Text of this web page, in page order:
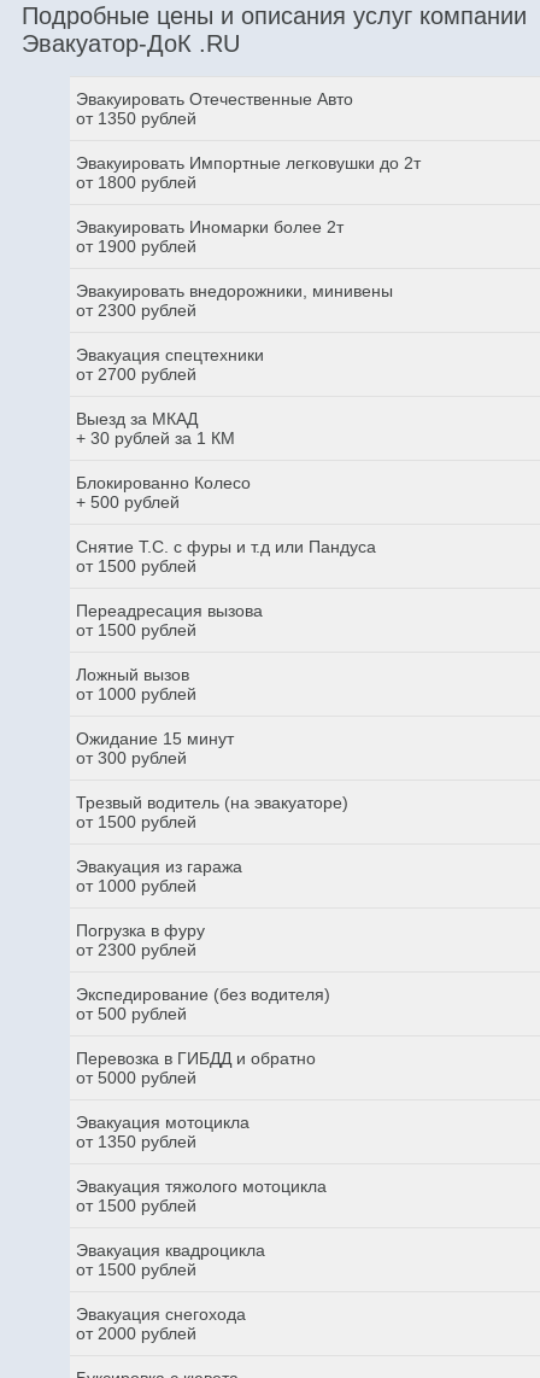
Подробные цены и описания услуг компании
Эвакуатор-ДоК .RU
Эвакуировать Отечественные Авто
от 1350 рублей
Эвакуировать Импортные легковушки до 2т
от 1800 рублей
Эвакуировать Иномарки более 2т
от 1900 рублей
Эвакуировать внедорожники, минивены
от 2300 рублей
Эвакуация спецтехники
от 2700 рублей
Выезд за МКАД
+ 30 рублей за 1 КМ
Блокированно Колесо
+ 500 рублей
Снятие Т.С. с фуры и т.д или Пандуса
от 1500 рублей
Переадресация вызова
от 1500 рублей
Ложный вызов
от 1000 рублей
Ожидание 15 минут
от 300 рублей
Трезвый водитель (на эвакуаторе)
от 1500 рублей
Эвакуация из гаража
от 1000 рублей
Погрузка в фуру
от 2300 рублей
Экспедирование (без водителя)
от 500 рублей
Перевозка в ГИБДД и обратно
от 5000 рублей
Эвакуация мотоцикла
от 1350 рублей
Эвакуация тяжолого мотоцикла
от 1500 рублей
Эвакуация квадроцикла
от 1500 рублей
Эвакуация снегохода
от 2000 рублей